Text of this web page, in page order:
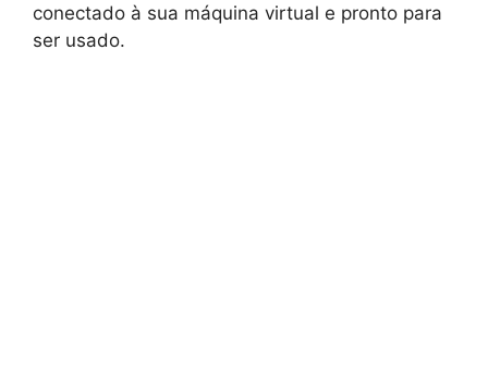
conectado à sua máquina virtual e pronto para
ser usado.